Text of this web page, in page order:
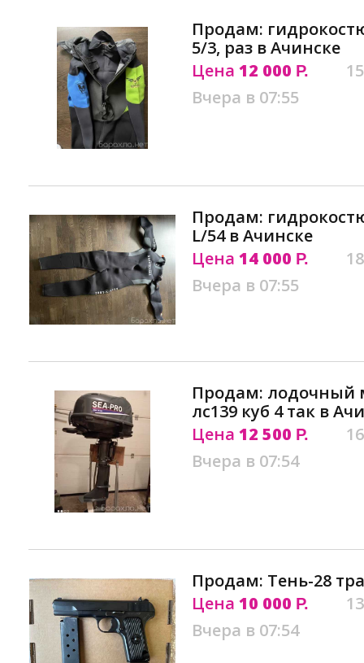
Продам:
5/3, раз в Ачинске
Цена 12 000 Р.
Вчера в 07:55
Продам:
L/54 в Ачинске
Цена 14 000 Р.
Вчера в 07:55
Продам: лодочный
лс139 куб 4 так в
Цена 12 500 Р.
Вчера в 07:54
Продам: Тень-28
Цена 10 000 Р.
Вчера в 07:54